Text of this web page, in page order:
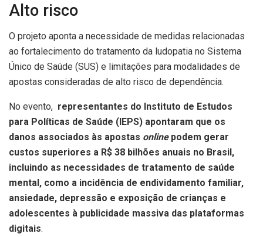
Alto risco
O projeto aponta a necessidade de medidas relacionadas
ao fortalecimento do tratamento da ludopatia no Sistema
Único de Saúde (SUS) e limitações para modalidades de
apostas consideradas de alto risco de dependência.
No evento, representantes do Instituto de Estudos
para Políticas de Saúde (IEPS) apontaram que os
danos associados às apostas onlinepodem gerar
custos superiores a R$ 38 bilhões anuais no Brasil,
incluindo as necessidades de tratamento de saúde
mental, como a incidência de endividamento familiar,
ansiedade, depressão e exposição de crianças e
adolescentes à publicidade massiva das plataformas
digitais.